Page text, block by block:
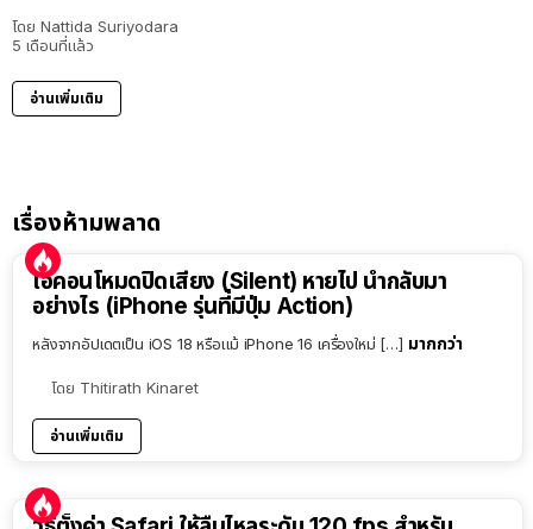
โดย Nattida Suriyodara
5 เดือนที่แล้ว
อ่านเพิ่มเติม
เรื่องห้ามพลาด
ไอคอนโหมดปิดเสียง (Silent) หายไป นำกลับมา
อย่างไร (iPhone รุ่นที่มีปุ่ม Action)
หลังจากอัปเดตเป็น iOS 18 หรือแม้ iPhone 16 เครื่องใหม่ […] มากกว่า
โดย Thitirath Kinaret
อ่านเพิ่มเติม